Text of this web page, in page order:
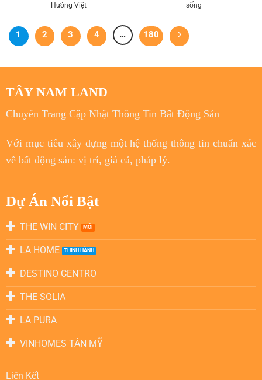
Hướng Việt
sống
1 2 3 4 … 180
TÂY NAM LAND
Chuyên Trang Cập Nhật Thông Tin Bất Động Sản
Với mục tiêuxây dựng một hệ thống thông tin chuẩn xác
về bất động sản: vị trí, giá cả, pháp lý.
Dự Án Nổi Bật
THE WIN CITY
LA HOME
DESTINO CENTRO
THE SOLIA
LA PURA
VINHOMES TÂN MỸ
Liên Kết